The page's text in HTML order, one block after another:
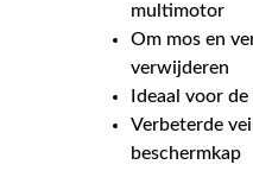
multimotor
Om mos en
verwijderen
Ideaal voor
Verbeterde
beschermkap